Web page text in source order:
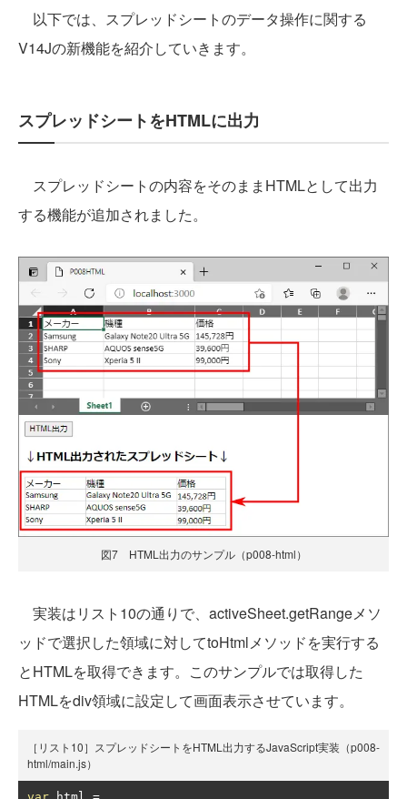
以下では、スプレッドシートのデータ操作に関する
V14Jの新機能を紹介していきます。
スプレッドシートをHTMLに出力
スプレッドシートの内容をそのままHTMLとして出力
する機能が追加されました。
図7 HTML出力のサンプル（p008-html）
実装はリスト10の通りで、activeSheet.getRangeメソ
ッドで選択した領域に対してtoHtmlメソッドを実行する
とHTMLを取得できます。このサンプルでは取得した
HTMLをdiv領域に設定して画面表示させています。
［リスト10］スプレッドシートをHTML出力するJavaScript実装（p008-
html/main.js）